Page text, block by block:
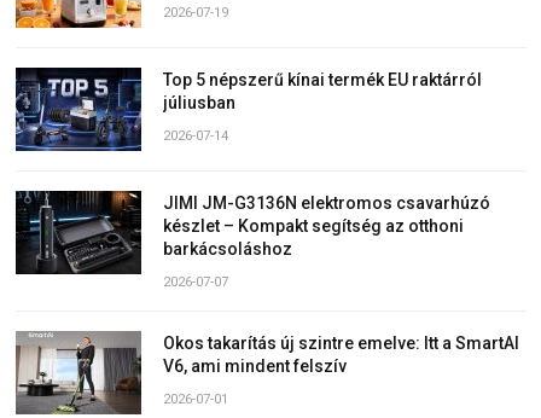
2026-07-19
Top 5 népszerű kínai termék EU raktárról
júliusban
2026-07-14
JIMI JM-G3136N elektromos csavarhúzó
készlet – Kompakt segítség az otthoni
barkácsoláshoz
2026-07-07
Okos takarítás új szintre emelve: Itt a SmartAI
V6, ami mindent felszív
2026-07-01